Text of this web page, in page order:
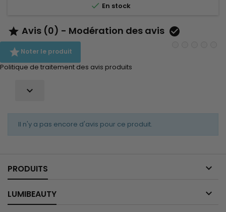
 En stock
 Avis (0) - Modération des avis 
Noter le produit
Politique de traitement des avis produits

Il n'y a pas encore d'avis pour ce produit.
PRODUITS 
LUMIBEAUTY 